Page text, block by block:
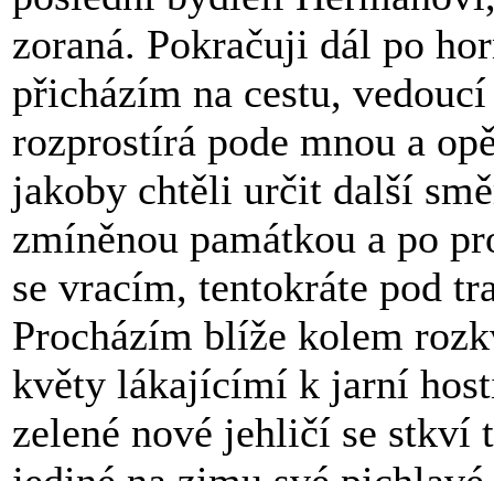
zoraná. Pokračuji dál po
přicházím na cestu,
rozprostírá pode mnou a
jakoby chtěli určit další
zmíněnou památkou a po
se vracím, tentokráte pod
Procházím blíže kolem
květy lákajícímí k jarní
zelené nové jehličí se stkví